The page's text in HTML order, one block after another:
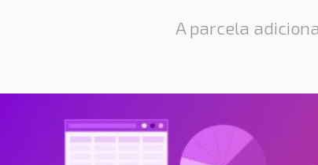
A parcela